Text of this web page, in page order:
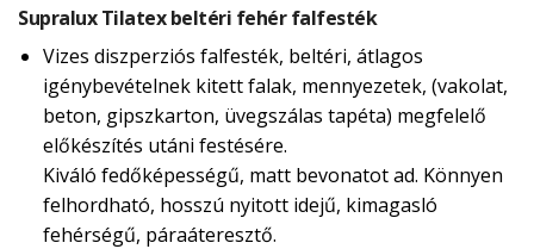
Supralux Tilatex beltéri fehér falfesték
Vizes diszperziós falfesték, beltéri, átlagos
igénybevételnek kitett falak, mennyezetek, (vakolat,
beton, gipszkarton, üvegszálas tapéta) megfelelő
előkészítés utáni festésére.
Kiváló fedőképességű, matt bevonatot ad. Könnyen
felhordható, hosszú nyitott idejű, kimagasló
fehérségű, páraáteresztő.